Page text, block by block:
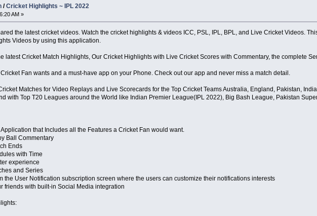
/Cricket Highlights ~ IPL 2022
AM »
the latest cricket videos. Watch the cricket highlights & videos ICC, PSL, IPL, BPL, and Live Cricket Videos.
Videos by using this application.
latest Cricket Match Highlights, Our Cricket Highlights with Live Cricket Scores with Commentary, the complete
Fan wants and a must-have app on your Phone. Check out our app and never miss a match detail.
Matches for Video Replays and Live Scorecards for the Top Cricket Teams Australia, England, Pakistan,
with Top T20 Leagues around the World like Indian Premier League(IPL 2022), Big Bash League, Pakistan
that Includes all the Features a Cricket Fan would want.
Ball Commentary
Ends
with Time
experience
and Series
the User Notification subscription screen where the users can customize their notifications interests
friends with built-in Social Media integration